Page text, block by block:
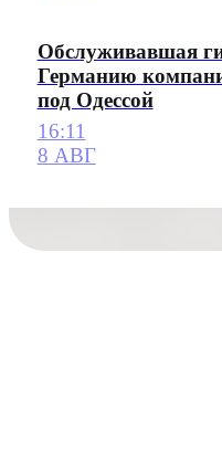
Обслуживавшая
Германию
под Одессой
16:11
8 АВГ